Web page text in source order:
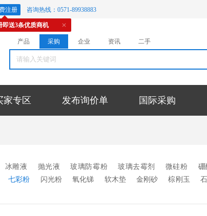
注册 咨询热线：0571-89938883
即送3条优质商机
产品 采购 企业 资讯 二手
家专区 发布询价单 国际采购
冰雕液 抛光液 玻璃防霉粉 玻璃去霉剂 微硅粉 硼
七彩粉 闪光粉 氧化锑 软木垫 金刚砂 棕刚玉
镜背漆 玻璃烤漆 SGP胶片 玻璃油墨 玻璃油漆